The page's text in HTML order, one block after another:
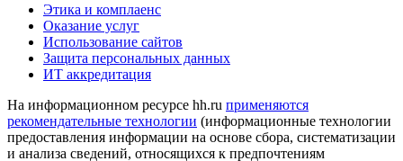
Этика и комплаенс
Оказание услуг
Использование сайтов
Защита персональных данных
ИТ аккредитация
На информационном ресурсе hh.ru применяются
рекомендательные технологии (информационные технологии
предоставления информации на основе сбора, систематизации
и анализа сведений, относящихся к предпочтениям